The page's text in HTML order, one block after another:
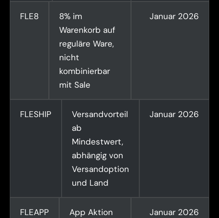
FLE8
8% im
Warenkorb auf
reguläre Ware,
nicht
kombinierbar
mit Sale
Januar 2026
FLESHIP
Versandvorteil
ab
Mindestwert,
abhängig von
Versandoption
und Land
Januar 2026
FLEAPP
App Aktion
Januar 2026